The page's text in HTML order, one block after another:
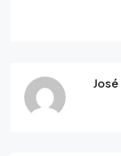
José